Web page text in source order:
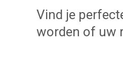
Vind je
worden of uw